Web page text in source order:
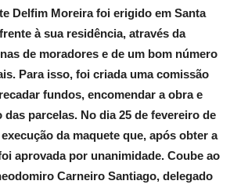
Delfim Moreira foi erigido em Santa
à sua residência, através da
de moradores e de um bom número
Para isso, foi criada uma comissão
fundos, encomendar a obra e
das parcelas. No dia 25 de fevereiro de
da maquete que, após obter a
aprovada por unanimidade. Coube ao
Carneiro Santiago, delegado